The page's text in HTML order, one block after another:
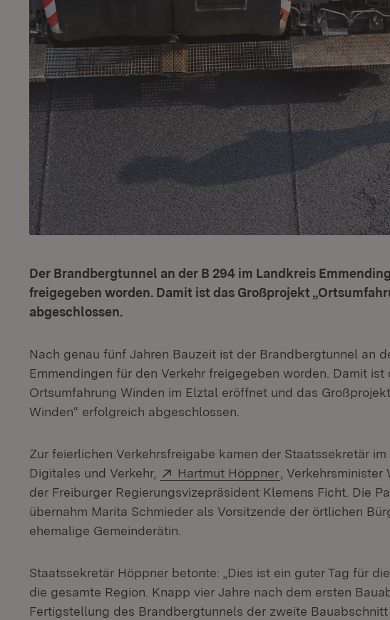
Der Brandbergtunnel an der B 294 im Landkreis
freigegeben worden. Damit ist das Großprojekt
abgeschlossen.
Nach genau fünf Jahren Bauzeit ist der Brandbergtunnel an
Emmendingen für den Verkehr freigegeben worden. Damit
Ortsumfahrung Winden im Elztal eröffnet und das
Winden“ erfolgreich abgeschlossen.
Zur feierlichen Verkehrsfreigabe kamen der Staatssekretär
Digitales und Verkehr,
Extern:
Hartmut Höppner (Öffnet in neuem
,
der Freiburger Regierungsvizepräsident Klemens Ficht. Die
übernahm Marita Schmieder als Vorsitzende der örtlichen
ehemalige Gemeinderätin.
Staatssekretär Höppner betonte: „Dies ist ein guter Tag für
die gesamte Region. Knapp vier Jahre nach dem ersten
Fertigstellung des Brandbergtunnels der zweite